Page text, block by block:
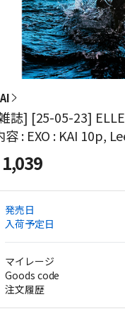
誌] [25-05-23]
容 : EXO : KAI 10p,
1,039
発売日
入荷予定日
マイレージ
Goods code
注文履歴